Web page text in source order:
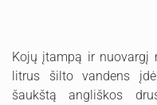
Kojų įtampą ir nuovargį
litrus šilto vandens
šaukštą angliškos